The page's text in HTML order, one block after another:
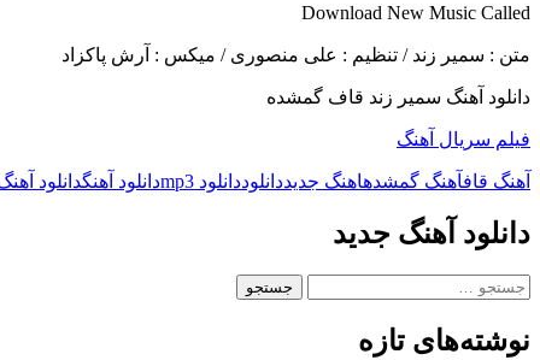
Download New Music Called
متن : سمیر زند / تنظیم : علی منصوری / میکس : آرش پاکزاد
دانلود آهنگ سمیر زند قاف گمشده
فیلم سریال آهنگ
آهنگ قافآهنگ گمشدهاهنگ جدیددانلوددانلود mp3 دانلود آهنگدانلود
دانلود آهنگ جدید
جستجو
نوشته‌های تازه